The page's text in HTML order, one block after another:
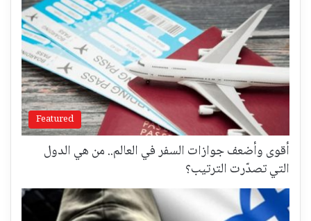
Featured
أقوى وأضعف جوازات السفر في العالم.. من هي الدول
التي تصدّرت الترتيب؟